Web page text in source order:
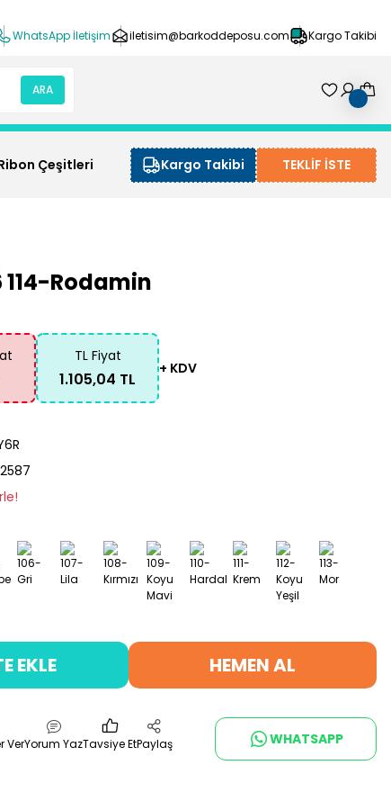
WhatsApp İletişim iletisim@barkoddeposu.com Kargo Takibi
ARA
Çeşitleri Kargo Takibi TEKLİF İSTE
114-Rodamin
TL Fiyat
1.105,04 TL
+ KDV
EKLE HEMEN AL
VerYorum YazTavsiye EtPaylaş WHATSAPP